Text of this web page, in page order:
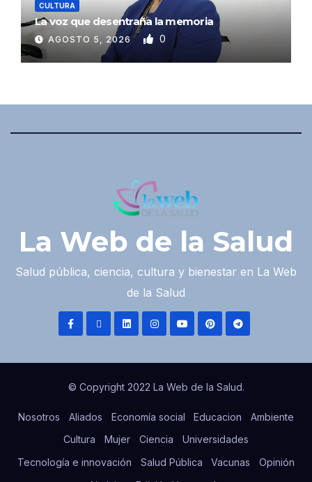
CULTURA
La voz que desentraña la memoria
AGOSTO 5, 2026 0
La Web de la Salud
Salud pública, ciencia, cultura y bienestar en La Web
de la Salud
© Copyright 2022 La Web de la Salud.
Nosotros Aliados Economía social Educacion
Ambiente
Cultura
Mujer Ciencia
Universidades
Tecnología e innovación
Salud Pública Vacunas
Opinión